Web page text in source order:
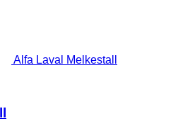
Alfa Laval Melkestall